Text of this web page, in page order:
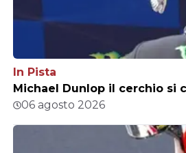
In Pista
Michael Dunlop il cerchio si
06 agosto 2026